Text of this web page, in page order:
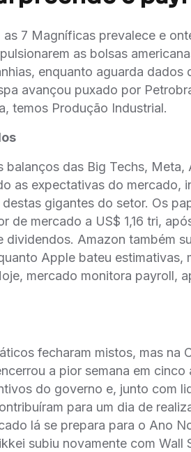
as 7 Magníficas prevalece e
as bolsas
enquanto aguarda
avançou puxado por
temos Produção Industrial.
balanços das Big Techs,
as expectativas do mercado,
gigantes do setor. Os
de mercado a US$ 1,16 tri,
dividendos. Amazon também
Apple bateu estimativas,
mercado monitora payroll,
fecharam mistos, mas na
a pior semana em
do governo e, junto com
para um dia de
lá se prepara para o Ano
subiu novamente com